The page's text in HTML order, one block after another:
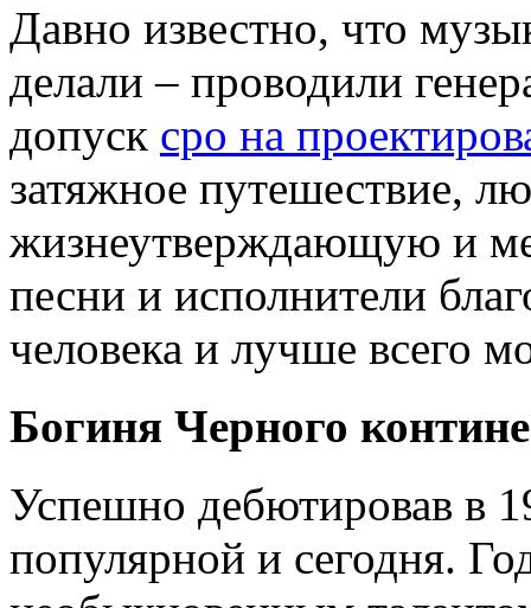
Давно известно, что
делали – проводили
допуск сро на
затяжное путешествие,
жизнеутверждающую и
песни и исполнители
человека и лучше всего
Богиня Черного
Успешно дебютировав в
популярной и сегодня.